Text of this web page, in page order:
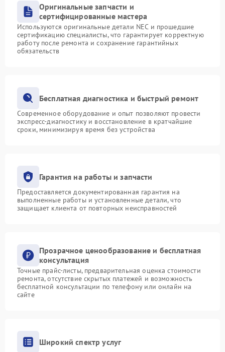
Оригинальные запчасти и
сертифицированные мастера
Используются оригинальные детали NEC и прошедшие
сертификацию специалисты, что гарантирует корректную
работу после ремонта и сохранение гарантийных
обязательств
Бесплатная диагностика и быстрый ремонт
Современное оборудование и опыт позволяют провести
экспресс-диагностику и восстановление в кратчайшие
сроки, минимизируя время без устройства
Гарантия на работы и запчасти
Предоставляется документированная гарантия на
выполненные работы и установленные детали, что
защищает клиента от повторных неисправностей
Прозрачное ценообразование и бесплатная
консультация
Точные прайс-листы, предварительная оценка стоимости
ремонта, отсутствие скрытых платежей и возможность
бесплатной консультации по телефону или онлайн на
сайте
Широкий спектр услуг